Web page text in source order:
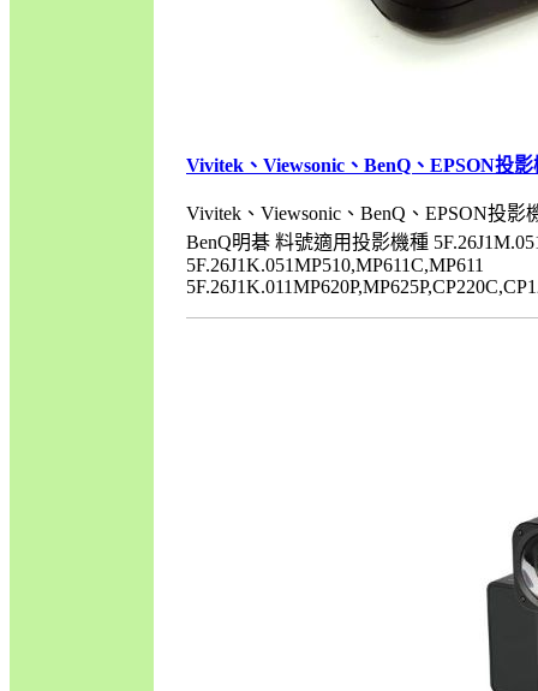
Vivitek、Viewsonic、BenQ、EPSON投
Vivitek、Viewsonic、BenQ、EPSON投
BenQ明碁 料號適用投影機種
5F.26J1K.051MP510,MP611C,MP611